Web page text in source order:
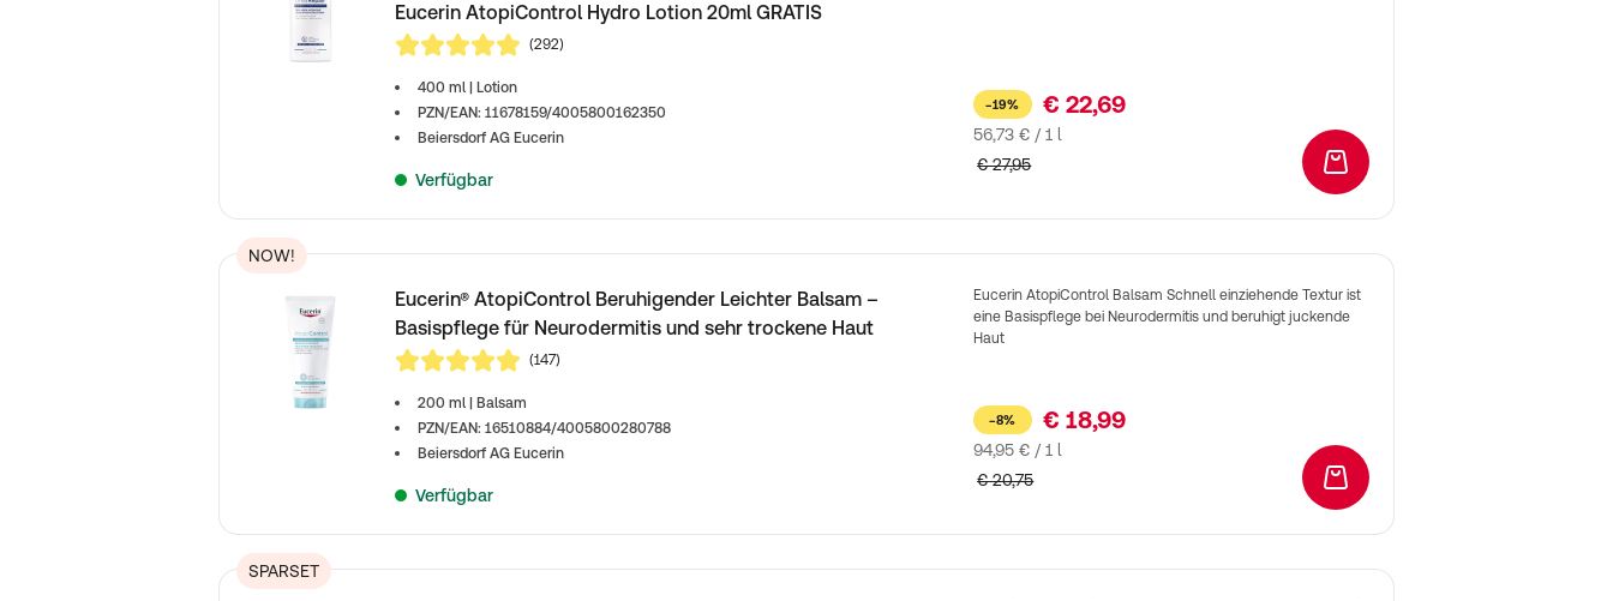
Eucerin AtopiControl Hydro Lotion 20ml GRATIS
4,7 von 5
(292)
400 ml | Lotion
PZN/EAN: 11678159/4005800162350
Beiersdorf AG Eucerin
Verfügbar
−19% € 22,69
56,73 € / 1 l
€ 27,95
In den Warenkorb
NOW!
Eucerin® AtopiControl Beruhigender Leichter Balsam –
Basispflege für Neurodermitis und sehr trockene Haut
4,8 von 5
(147)
200 ml | Balsam
PZN/EAN: 16510884/4005800280788
Beiersdorf AG Eucerin
Verfügbar
Eucerin AtopiControl Balsam Schnell einziehende Textur ist
eine Basispflege bei Neurodermitis und beruhigt juckende
Haut
−8% € 18,99
94,95 € / 1 l
€ 20,75
In den Warenkorb
SPARSET